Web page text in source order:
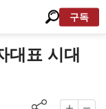
구독
대표 시대